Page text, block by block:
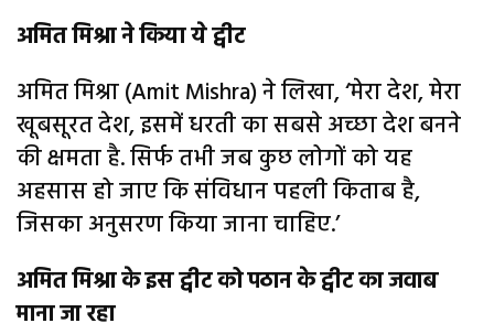
अमित मिश्रा ने किया ये ट्वीट
अमित मिश्रा (Amit Mishra) ने लिखा, ‘मेरा देश, मेरा
खूबसूरत देश, इसमें धरती का सबसे अच्छा देश बनने
की क्षमता है. सिर्फ तभी जब कुछ लोगों को यह
अहसास हो जाए कि संविधान पहली किताब है,
जिसका अनुसरण किया जाना चाहिए.’
अमित मिश्रा के इस ट्वीट को पठान के ट्वीट का जवाब
माना जा रहा